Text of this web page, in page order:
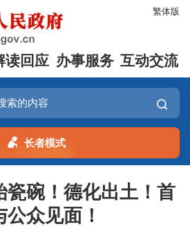
繁体版
读回应 办事服务 互动交流
长者模式
瓷碗！德化出土！首
公众见面！